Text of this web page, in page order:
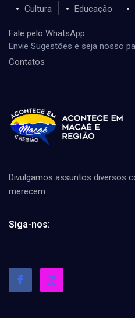
Cultura
Educação
Fale pelo WhatsApp
Envie Sugestões e seja nosso
Contatos
Divulgamos assuntos diversos
merecem
Siga-nos: